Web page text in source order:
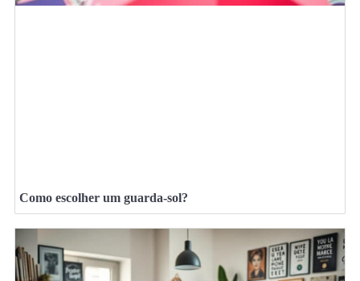
Como escolher um guarda-sol?